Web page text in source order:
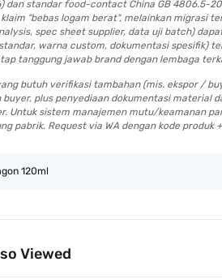
dan standar food-contact China GB
"bebas logam berat", melainkan migrasi
spec sheet supplier, data uji batch)
warna custom, dokumentasi
tanggung jawab brand dengan lembaga
butuh verifikasi tambahan (mis. ekspor /
buyer, plus penyediaan dokumentasi
sistem manajemen mutu/keamanan
pabrik. Request via WA dengan kode produk
120ml
Viewed